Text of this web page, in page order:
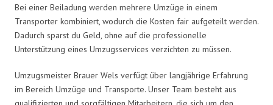
Bei einer Beiladung werden mehrere Umzüge in einem
Transporter kombiniert, wodurch die Kosten fair aufgeteilt werden.
Dadurch sparst du Geld, ohne auf die professionelle
Unterstützung eines Umzugsservices verzichten zu müssen.
Umzugsmeister Brauer Wels verfügt über langjährige Erfahrung
im Bereich Umzüge und Transporte. Unser Team besteht aus